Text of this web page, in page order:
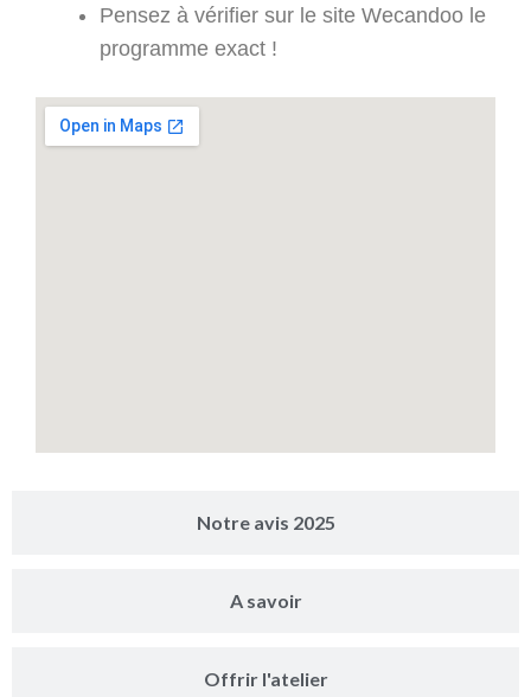
Notre avis 2025
A savoir
Offrir l'atelier
Pensez à vérifier sur le site Wecandoo le
programme exact !